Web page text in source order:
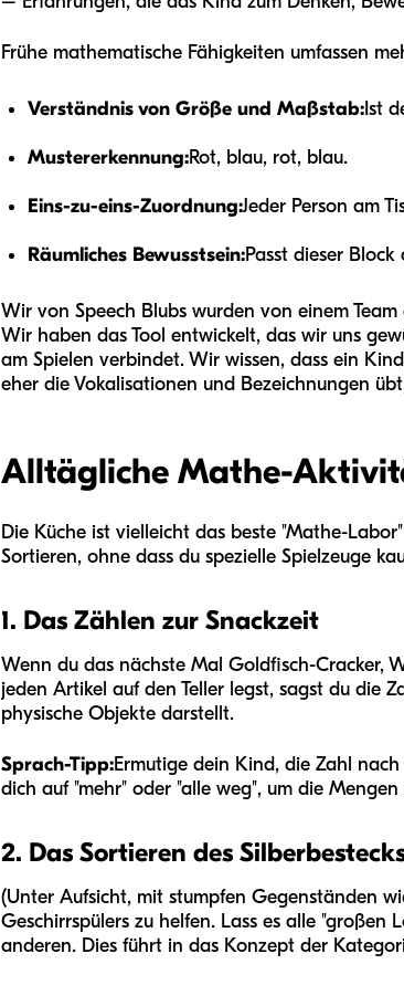
Frühe mathematische Fähigkeiten umfassen
Verständnis von Größe und Maßstab:Ist
Mustererkennung:Rot, blau, rot, blau.
Eins-zu-eins-Zuordnung:Jeder Person am
Räumliches Bewusstsein:Passt dieser
Wir von Speech Blubs wurden von einem
Wir haben das Tool entwickelt, das wir uns
am Spielen verbindet. Wir wissen, dass ein
eher die Vokalisationen und Bezeichnungen
Alltägliche Mathe-
Die Küche ist vielleicht das beste "Mathe-
Sortieren, ohne dass du spezielle Spielzeuge
1. Das Zählen zur Snackzeit
Wenn du das nächste Mal Goldfisch-Cracker,
jeden Artikel auf den Teller legst, sagst du die
physische Objekte darstellt.
Sprach-Tipp:Ermutige dein Kind, die Zahl
dich auf "mehr" oder "alle weg", um die Mengen
2. Das Sortieren des
(Unter Aufsicht, mit stumpfen Gegenständen
Geschirrspülers zu helfen. Lass es alle
anderen. Dies führt in das Konzept der